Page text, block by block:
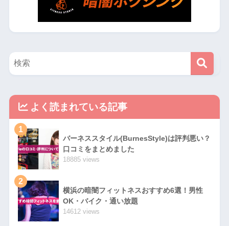
よく読まれている記事
1
バーネススタイル(BurnesStyle)は評判悪い？
口コミをまとめました
18885 views
2
横浜の暗闇フィットネスおすすめ6選！男性
OK・バイク・通い放題
14612 views